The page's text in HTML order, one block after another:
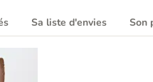
Sa liste d'envies Son